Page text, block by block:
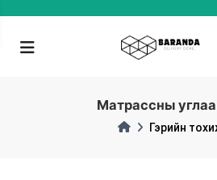
Матрассны
Гэрийн